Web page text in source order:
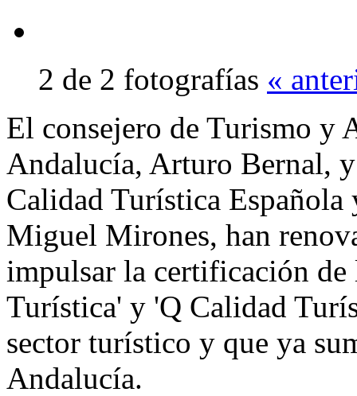
2 de 2 fotografías «
El consejero de Turismo y
Andalucía, Arturo Bernal,
Calidad Turística
Miguel Mirones, han
impulsar la certificación de
Turística' y 'Q Calidad
sector turístico y que ya
Andalucía.